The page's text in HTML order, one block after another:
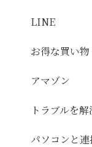
LINE
お得な買い物
アマゾン
トラブルを解
パソコンと連